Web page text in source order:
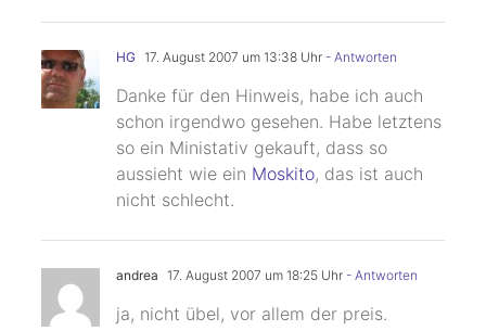
HG 17. August 2007 um 13:38 Uhr- Antworten
Danke für den Hinweis, habe ich auch
schon irgendwo gesehen. Habe letztens
so ein Ministativ gekauft, dass so
aussieht wie ein Moskito, das ist auch
nicht schlecht.
andrea 17. August 2007 um 18:25 Uhr- Antworten
ja, nicht übel, vor allem der preis.